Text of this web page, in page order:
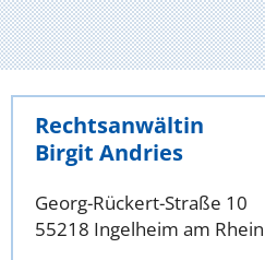
Rechtsanwältin
Birgit Andries
Georg-Rückert-Straße 10
55218 Ingelheim am Rhein